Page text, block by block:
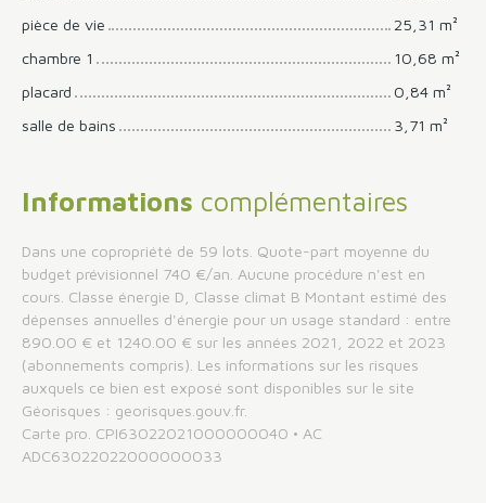
pièce de vie
25,31 m²
chambre 1
10,68 m²
placard
0,84 m²
salle de bains
3,71 m²
Informations complémentaires
Dans une copropriété de 59 lots. Quote-part moyenne du
budget prévisionnel 740 €/an. Aucune procédure n'est en
cours. Classe énergie D, Classe climat B Montant estimé des
dépenses annuelles d'énergie pour un usage standard : entre
890.00 € et 1240.00 € sur les années 2021, 2022 et 2023
(abonnements compris). Les informations sur les risques
auxquels ce bien est exposé sont disponibles sur le site
Géorisques : georisques.gouv.fr.
Carte pro. CPI63022021000000040 • AC
ADC63022022000000033